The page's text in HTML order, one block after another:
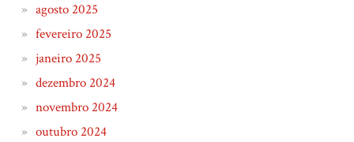
agosto 2025
fevereiro 2025
janeiro 2025
dezembro 2024
novembro 2024
outubro 2024